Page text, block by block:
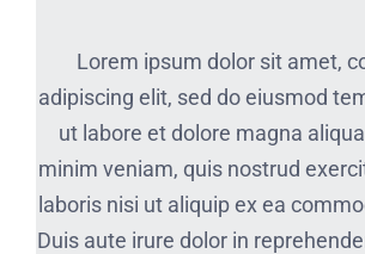
Lorem ipsum dolor sit amet,
adipiscing elit, sed do eiusmod
ut labore et dolore magna
minim veniam, quis nostrud
laboris nisi ut aliquip ex ea
Duis aute irure dolor in